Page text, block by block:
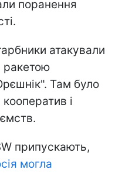
поранення
атакували
ракетою
Там було
і
припускають,
могла